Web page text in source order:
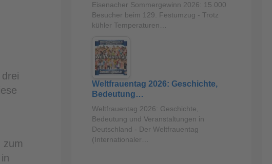
zum
Eisenacher Sommergewinn 2026: 15.000
Besucher beim 129. Festumzug - Trotz
kühler Temperaturen…
Weltfrauentag 2026: Geschichte,
Bedeutung…
Weltfrauentag 2026: Geschichte,
Bedeutung und Veranstaltungen in
Deutschland - Der Weltfrauentag
(Internationaler…